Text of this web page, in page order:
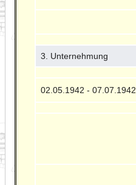
3. Unternehmung
02.05.1942 - 07.07.1942